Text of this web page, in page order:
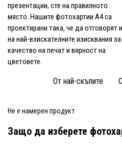
презентации, сте на правилното
място. Нашите фотохартии A4 са
проектирани така, че да отговорят и
на най-взискателните изисквания за
качество на печат и вярност на
цветовете.
От най-скъпите
Не е намерен продукт
Защо да изберете